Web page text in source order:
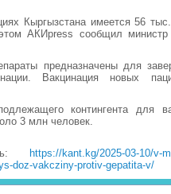
Кыргызстана имеется 56
АКИpress сообщил министр
предназначены для
Вакцинация новых
контингента для
3 млн человек.
https://kant.kg/2025-03-10/v-
doz-vakcziny-protiv-gepatita-v/